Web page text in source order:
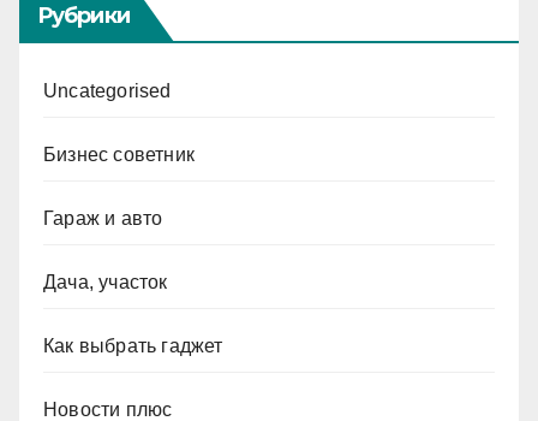
Рубрики
Uncategorised
Бизнес советник
Гараж и авто
Дача, участок
Как выбрать гаджет
Новости плюс